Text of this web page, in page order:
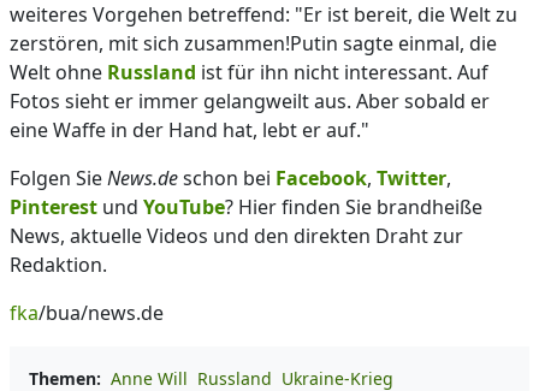
weiteres Vorgehen betreffend: "Er ist bereit, die Welt zu
zerstören, mit sich zusammen!Putin sagte einmal, die
Welt ohne Russland ist für ihn nicht interessant. Auf
Fotos sieht er immer gelangweilt aus. Aber sobald er
eine Waffe in der Hand hat, lebt er auf."
Folgen SieNews.deschon bei Facebook, Twitter,
Pinterest und YouTube? Hier finden Sie brandheiße
News, aktuelle Videos und den direkten Draht zur
Redaktion.
fka/bua/news.de
Themen: Anne Will Russland Ukraine-Krieg